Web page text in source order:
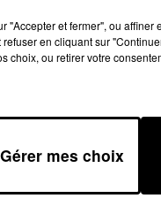
"Accepter et fermer", ou
en cliquant sur
choix, ou retirer votre
Gérer mes choix